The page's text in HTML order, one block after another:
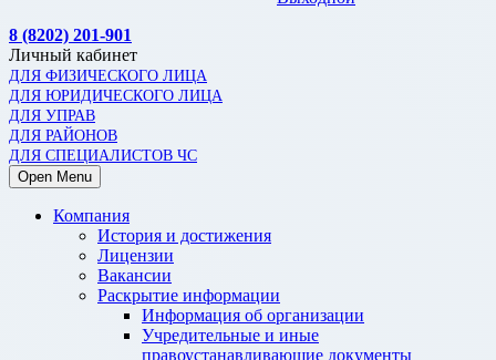
8 (8202) 201-901
Личный кабинет
ДЛЯ ФИЗИЧЕСКОГО ЛИЦА
ДЛЯ ЮРИДИЧЕСКОГО ЛИЦА
ДЛЯ УПРАВ
ДЛЯ РАЙОНОВ
ДЛЯ СПЕЦИАЛИСТОВ ЧС
Open Menu
Компания
История и достижения
Лицензии
Вакансии
Раскрытие информации
Информация об организации
Учредительные и иные
правоустанавливающие документы